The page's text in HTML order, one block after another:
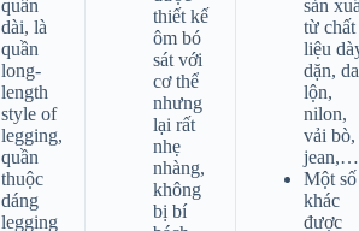
quần
dài, là
quần
long-
length
style of
legging,
quần
thuộc
dáng
legging
thiết kế
ôm bó
sát với
cơ thể
nhưng
lại rất
nhẹ
nhàng,
không
bị bí
sản
từ chất
liệu
dặn, da
lộn,
nilon,
vải bò,
jean,…
Một số
khác
được